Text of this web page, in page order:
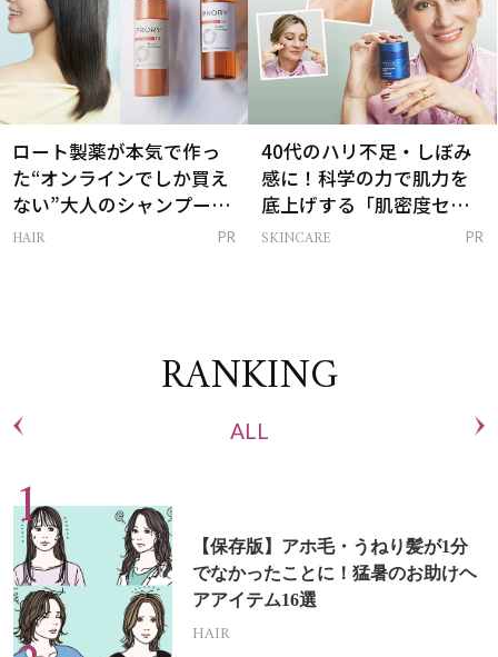
ロート製薬が本気で作っ
た“オンラインでしか買え
ない”大人のシャンプー＆
トリートメントって？
HAIR PR
40代のハリ不足・しぼみ
感に！科学の力で肌力を
底上げする「肌密度セラ
ム」
SKINCARE PR
RANKING
ALL
【保存版】アホ毛・うねり髪が1分
でなかったことに！猛暑のお助けヘ
アアイテム16選
HAIR